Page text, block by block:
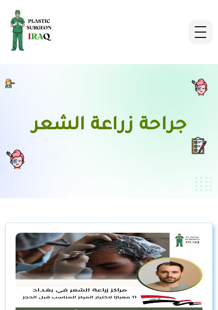
جراحة زراعة الشعر